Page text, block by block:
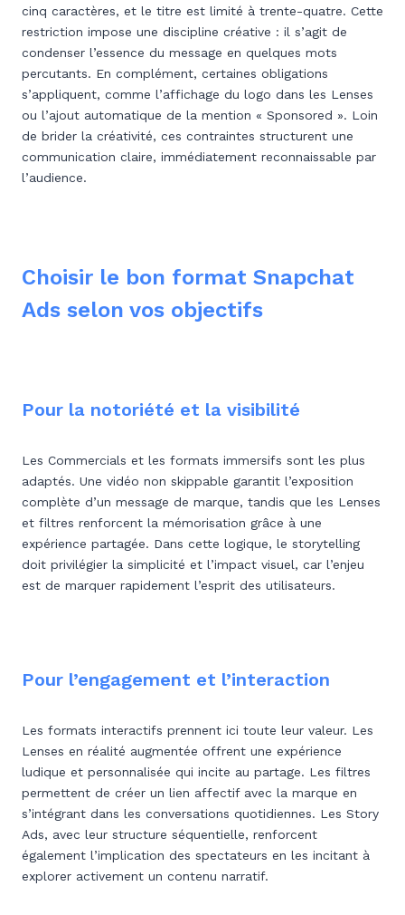
cinq caractères, et le titre est limité à trente-quatre. Cette
restriction impose une discipline créative : il s’agit de
condenser l’essence du message en quelques mots
percutants. En complément, certaines obligations
s’appliquent, comme l’affichage du logo dans les Lenses
ou l’ajout automatique de la mention « Sponsored ». Loin
de brider la créativité, ces contraintes structurent une
communication claire, immédiatement reconnaissable par
l’audience.
Choisir le bon format Snapchat
Ads selon vos objectifs
Pour la notoriété et la visibilité
Les Commercials et les formats immersifs sont les plus
adaptés. Une vidéo non skippable garantit l’exposition
complète d’un message de marque, tandis que les Lenses
et filtres renforcent la mémorisation grâce à une
expérience partagée. Dans cette logique, le storytelling
doit privilégier la simplicité et l’impact visuel, car l’enjeu
est de marquer rapidement l’esprit des utilisateurs.
Pour l’engagement et l’interaction
Les formats interactifs prennent ici toute leur valeur. Les
Lenses en réalité augmentée offrent une expérience
ludique et personnalisée qui incite au partage. Les filtres
permettent de créer un lien affectif avec la marque en
s’intégrant dans les conversations quotidiennes. Les Story
Ads, avec leur structure séquentielle, renforcent
également l’implication des spectateurs en les incitant à
explorer activement un contenu narratif.